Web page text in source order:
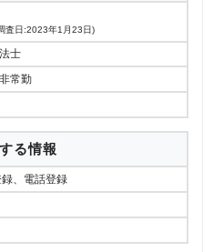
査日:2023年1月23日)
士
常勤
る情報
、電話登録